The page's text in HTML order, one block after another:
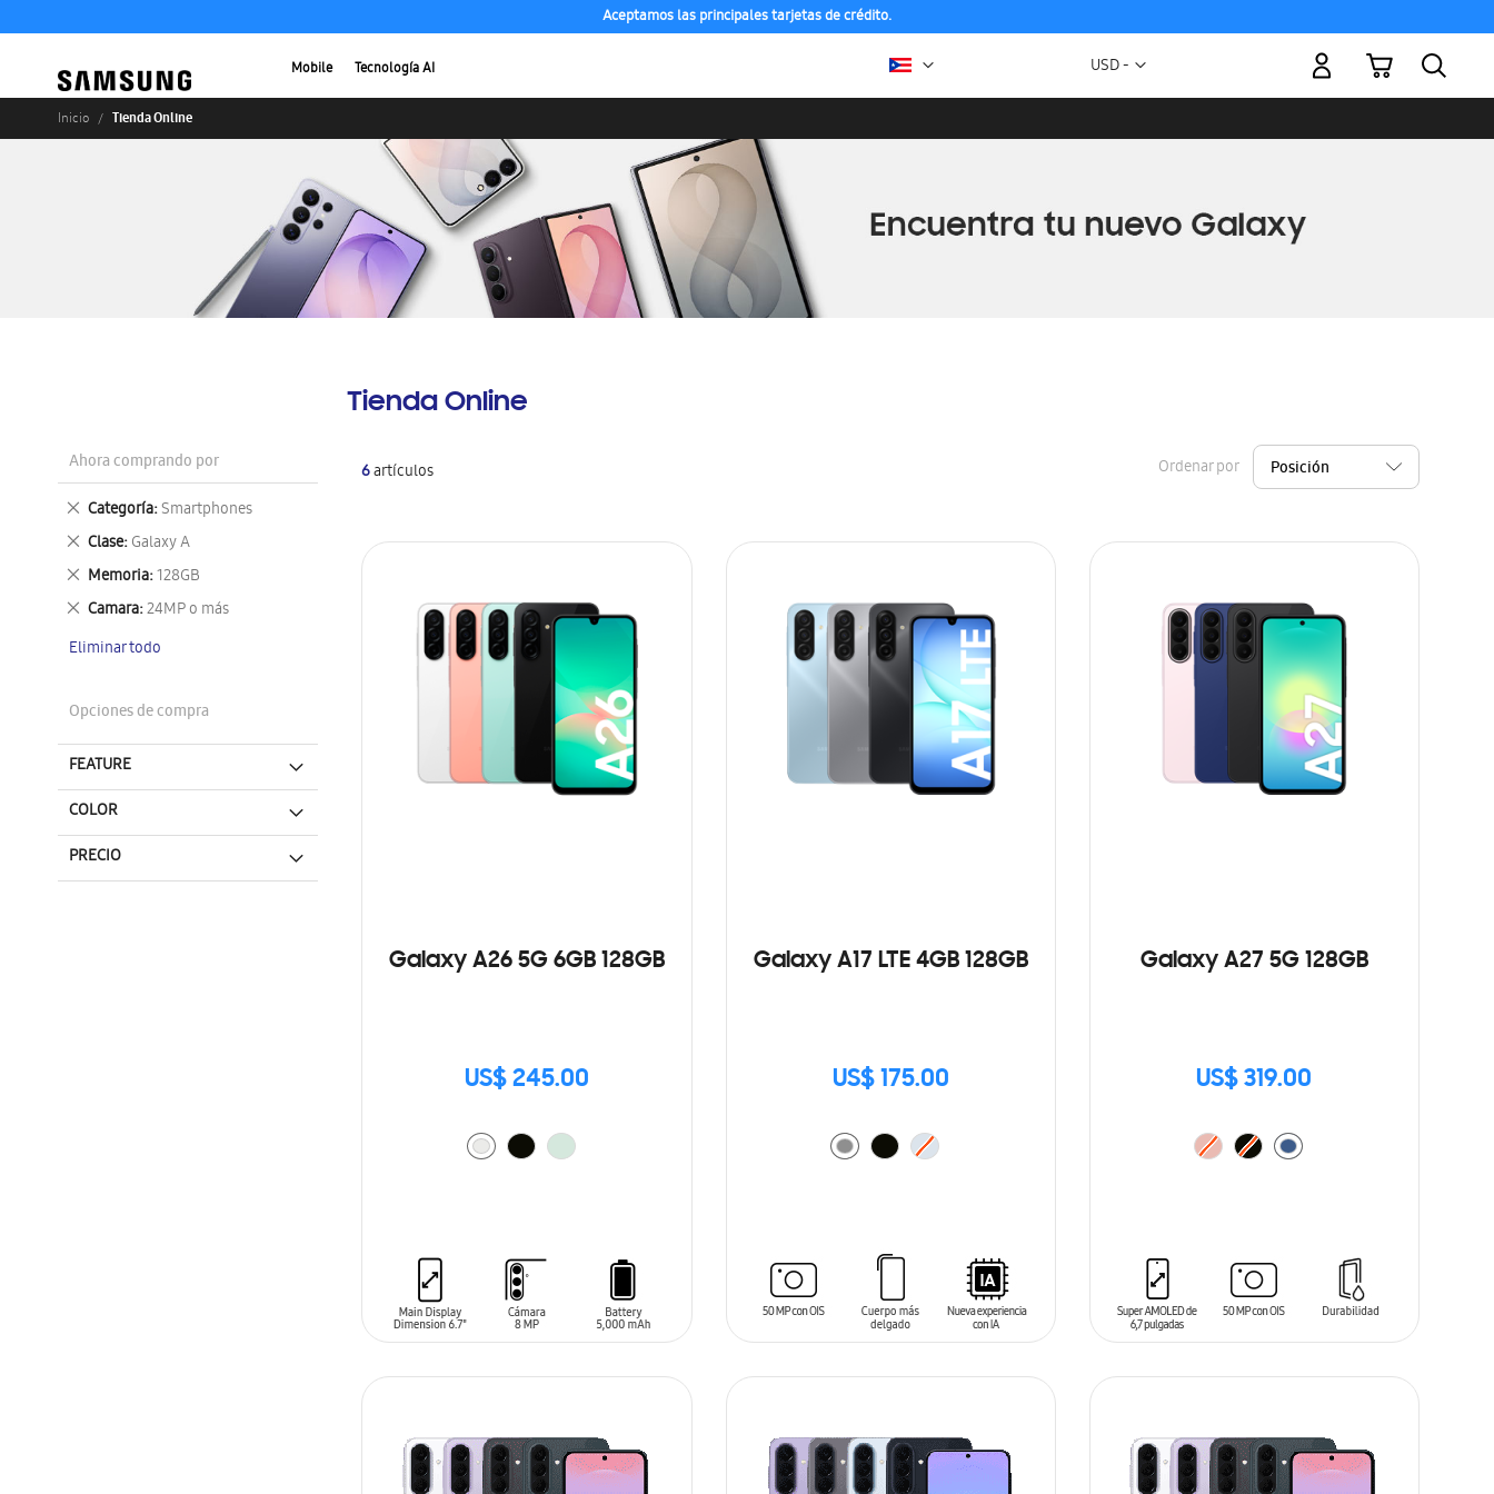
Aceptamos las principales tarjetas de crédito.
Mobile Tecnología AI Moneda
USD -
Mi carrito
Inicio Tienda Online
Tienda Online
6artículos Ordenar por
Galaxy A26 5G 6GB 128GB
US$ 245.00
Galaxy A17 LTE 4GB 128GB
US$ 175.00
Galaxy A27 5G 128GB
US$ 319.00
Ahora comprando por
Categoría Smartphones
Eliminar
este
artículo
Clase Galaxy A
Eliminar
este
artículo
Memoria 128GB
Eliminar
este
artículo
Camara 24MP o más
Eliminar
artículo
Eliminar todo
Opciones de compra
FEATURE
COLOR
PRECIO